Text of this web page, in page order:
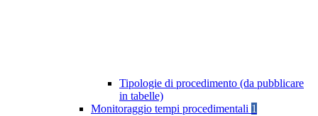
Tipologie di procedimento (da pubblicare
in tabelle)
Monitoraggio tempi procedimentali 1